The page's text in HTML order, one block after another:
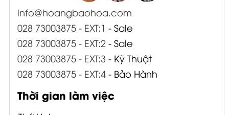
info@hoangbaohoa.com
028 73003875 - EXT:1 - Sale
028 73003875 - EXT:2- Sale
028 73003875 - EXT:3 - Kỹ Thuật
028 73003875 - EXT:4- Bảo Hành
Thời gian làm việc